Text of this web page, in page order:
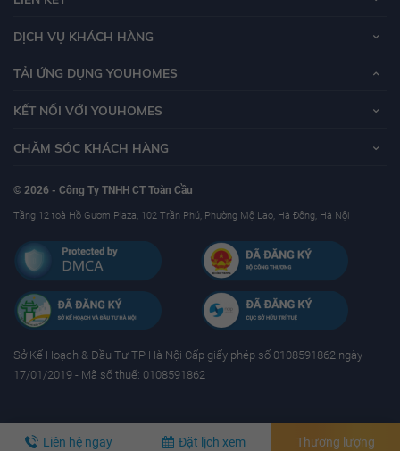
Liên hệ ngay Đặt lịch xem Thương lượng
DỊCH VỤ KHÁCH HÀNG
TẢI ỨNG DỤNG YOUHOMES
KẾT NỐI VỚI YOUHOMES
CHĂM SÓC KHÁCH HÀNG
© 2026 - Công Ty TNHH CT Toàn Cầu
Tầng 12 toà Hồ Gươm Plaza, 102 Trần Phú, Phường Mộ Lao, Hà Đông, Hà Nội
Sở Kế Hoạch & Ðầu Tư TP Hà Nội Cấp giấy phép số 0108591862 ngày
17/01/2019 - Mã số thuế: 0108591862